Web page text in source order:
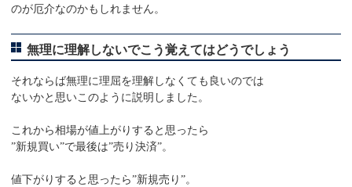
のが厄介なのかもしれません。
無理に理解しないでこう覚えてはどうでしょう
それならば無理に理屈を理解しなくても良いのでは
ないかと思いこのように説明しました。
これから相場が値上がりすると思ったら
”新規買い”で最後は”売り決済”。
値下がりすると思ったら”新規売り”。